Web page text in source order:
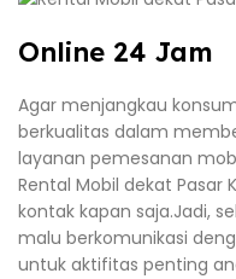
Online 24 Jam
Agar menjangkau
berkualitas dalam
layanan pemesanan
Rental Mobil dekat Pasar
kontak kapan saja.Jadi,
malu berkomunikasi
untuk aktifitas penting